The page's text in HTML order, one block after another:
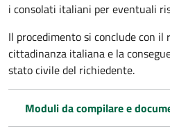
i consolati italiani per eventuali
Il procedimento si conclude con il
cittadinanza italiana e la
stato civile del richiedente.
Moduli da compilare e